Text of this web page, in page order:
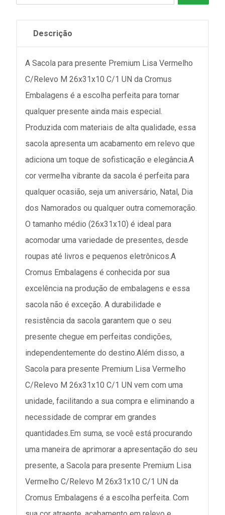
Descrição
A Sacola para presente Premium Lisa Vermelho
C/Relevo M 26x31x10 C/1 UN da Cromus
Embalagens é a escolha perfeita para tornar
qualquer presente ainda mais especial.
Produzida com materiais de alta qualidade, essa
sacola apresenta um acabamento em relevo que
adiciona um toque de sofisticação e elegância.A
cor vermelha vibrante da sacola é perfeita para
qualquer ocasião, seja um aniversário, Natal, Dia
dos Namorados ou qualquer outra comemoração.
O tamanho médio (26x31x10) é ideal para
acomodar uma variedade de presentes, desde
roupas até livros e pequenos eletrônicos.A
Cromus Embalagens é conhecida por sua
excelência na produção de embalagens e essa
sacola não é exceção. A durabilidade e
resistência da sacola garantem que o seu
presente chegue em perfeitas condições,
independentemente do destino.Além disso, a
Sacola para presente Premium Lisa Vermelho
C/Relevo M 26x31x10 C/1 UN vem com uma
unidade, facilitando a sua compra e eliminando a
necessidade de comprar em grandes
quantidades.Em suma, se você está procurando
uma maneira de aprimorar a apresentação do seu
presente, a Sacola para presente Premium Lisa
Vermelho C/Relevo M 26x31x10 C/1 UN da
Cromus Embalagens é a escolha perfeita. Com